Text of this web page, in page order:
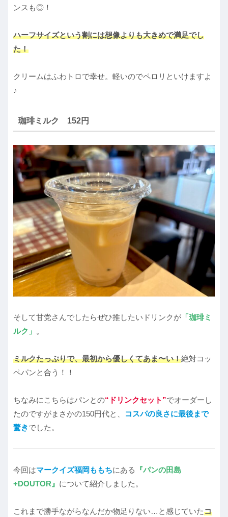
ンスも◎！
ハーフサイズという割には想像よりも大きめで満足でし
た！
クリームはふわトロで幸せ。軽いのでペロリといけますよ
♪
珈琲ミルク 152円
そして甘党さんでしたらぜひ推したいドリンクが 「珈琲ミ
ルク」 。
ミルクたっぷりで、最初から優しくてあま〜い！絶対コッ
ペパンと合う！！
ちなみにこちらはパンとの“ドリンクセット”でオーダーし
たのですがまさかの150円代と、
コスパの良さに最後まで
驚きでした。
今回はマークイズ福岡ももちにある
『パンの田島
+DOUTOR』 について紹介しました。
これまで勝手ながらなんだか物足りない…と感じていたコ